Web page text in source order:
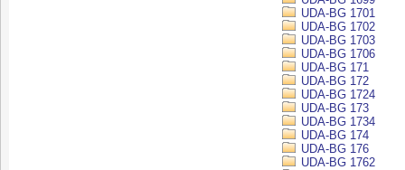
UDA-BG 1701
UDA-BG 1702
UDA-BG 1703
UDA-BG 1706
UDA-BG 171
UDA-BG 172
UDA-BG 1724
UDA-BG 173
UDA-BG 1734
UDA-BG 174
UDA-BG 176
UDA-BG 1762